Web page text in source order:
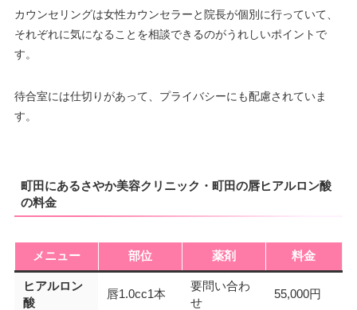
カウンセリングは女性カウンセラーと院長が個別に行っていて、
それぞれに気になることを相談できるのがうれしいポイントで
す。
待合室には仕切りがあって、プライバシーにも配慮されていま
す。
町田にあるさやか美容クリニック・町田の唇ヒアルロン酸
の料金
メニュー 部位 薬剤 料金
ヒアルロン
酸
唇1.0cc1本
要問い合わ
せ
55,000円